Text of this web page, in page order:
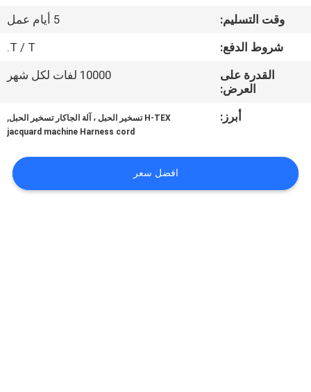
المعمل
رقابة
بنا
وقت التسليم:
5 أيام عمل
شروط الدفع:
T / T.
القدرة على
العرض:
10000 لفات لكل شهر
أبرز: H-TEX تسخير الحبل ، آلة الجاكار تسخير الحبل ,
jacquard machine Harness cord
افضل سعر